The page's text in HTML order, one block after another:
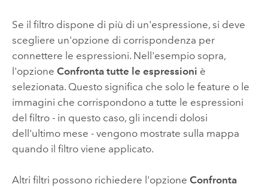
Se il filtro dispone di più di un'espressione, si deve
scegliere un'opzione di corrispondenza per
connettere le espressioni. Nell'esempio sopra,
l'opzione Confronta tutte le espressioni è
selezionata. Questo significa che solo le feature o le
immagini che corrispondono a tutte le espressioni
del filtro - in questo caso, gli incendi dolosi
dell'ultimo mese - vengono mostrate sulla mappa
quando il filtro viene applicato.
Altri filtri possono richiedere l'opzione Confronta